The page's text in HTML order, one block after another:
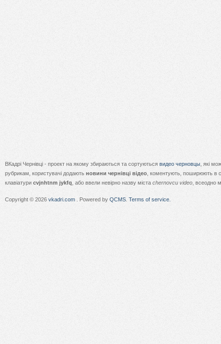
ВКадрі Чернівці - проект на якому збираються та сортуються видео черновцы , які
рубрикам, користувачі додають новини чернівці відео , коментують, поширюють в
клавіатури cvjnhtnm jykfq , або ввели невірно назву міста chernovcu video , всеодно
Copyright © 2026 vkadri.com . Powered by QCMS Terms of service.